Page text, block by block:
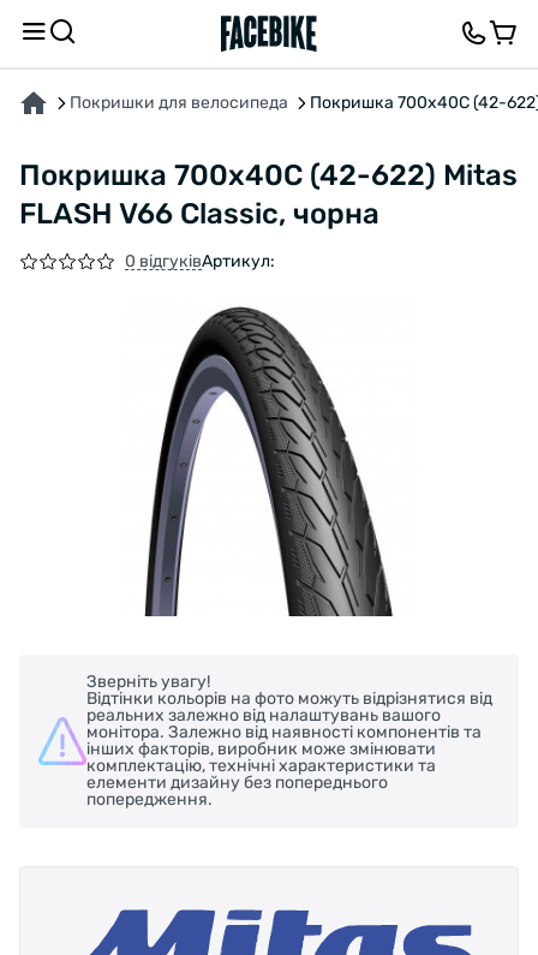
Покришки для велосипеда Покришка 700x40C (42-
Покришка 700x40C (42-622) Mitas
FLASH V66 Classic, чорна
0 відгуківАртикул:
Зверніть увагу!
Відтінки кольорів на фото можуть відрізнятися від
реальних залежно від налаштувань вашого
монітора. Залежно від наявності компонентів та
інших факторів, виробник може змінювати
комплектацію, технічні характеристики та
елементи дизайну без попереднього
попередження.
ПРО ТОВАР ХАРАКТЕРИСТИКИВІДГУКИ ТА ЗАПИТАННЯ